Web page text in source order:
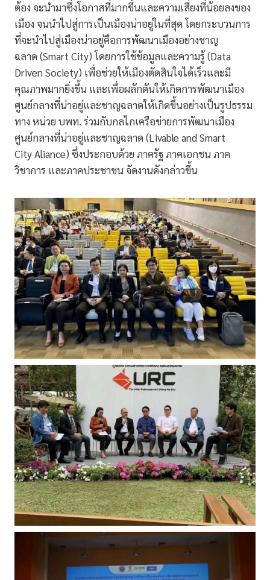
ต้อง จะนำมาซึ่งโอกาสที่มากขึ้นและความเสี่ยงที่น้อยลงของ
เมือง จนนำไปสู่การเป็นเมืองน่าอยู่ในที่สุด โดยกระบวนการ
ที่จะนำไปสู่เมืองน่าอยู่คือการพัฒนาเมืองอย่างชาญ
ฉลาด (Smart City) โดยการใช้ข้อมูลและความรู้ (Data
Driven Society) เพื่อช่วยให้เมืองตัดสินใจได้เร็วและมี
คุณภาพมากยิ่งขึ้น และเพื่อผลักดันให้เกิดการพัฒนาเมือง
ศูนย์กลางที่น่าอยู่และชาญฉลาดให้เกิดขึ้นอย่างเป็นรูปธรรม
ทาง หน่วย บพท. ร่วมกับกลไกเครือข่ายการพัฒนาเมือง
ศูนย์กลางที่น่าอยู่และชาญฉลาด (Livable and Smart
City Aliance) ซึ่งประกอบด้วย ภาครัฐ ภาคเอกชน ภาค
วิชาการ และภาคประชาชน จัดงานดังกล่าวขึ้น